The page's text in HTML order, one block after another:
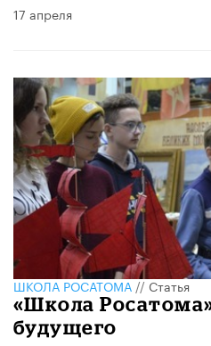
17 апреля
ШКОЛА РОСАТОМА//Статья
«Школа
будущего